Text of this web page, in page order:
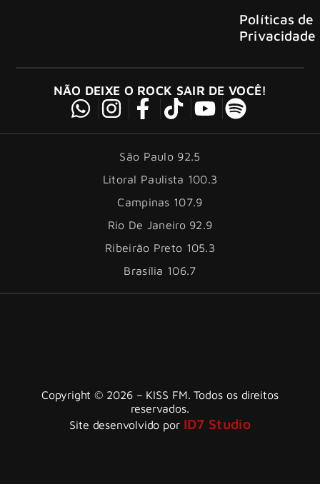
Políticas de
Privacidade
NÃO DEIXE O ROCK SAIR DE VOCÊ!
São Paulo 92.5
Litoral Paulista 100.3
Campinas 107.9
Rio De Janeiro 92.9
Ribeirão Preto 105.3
Brasília 106.7
Copyright © 2026 – KISS FM. Todos os direitos
reservados.
Site desenvolvido por ID7 Studio